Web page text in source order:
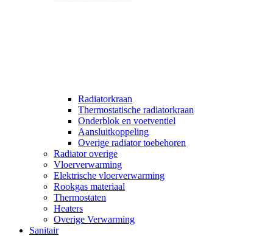
Radiatorkraan
Thermostatische radiatorkraan
Onderblok en voetventiel
Aansluitkoppeling
Overige radiator toebehoren
Radiator overige
Vloerverwarming
Elektrische vloerverwarming
Rookgas materiaal
Thermostaten
Heaters
Overige Verwarming
Sanitair